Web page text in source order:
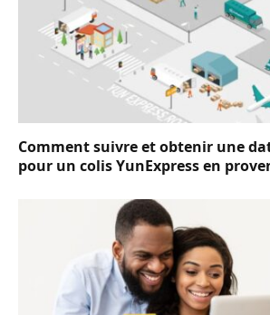
Comment suivre et obtenir une
pour un colis YunExpress en